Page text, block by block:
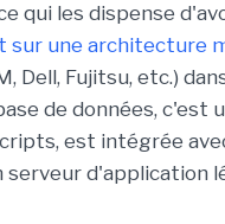
qui les dispense
sur une architecture
Dell, Fujitsu, etc.)
de données, c'est
est intégrée
serveur d'application